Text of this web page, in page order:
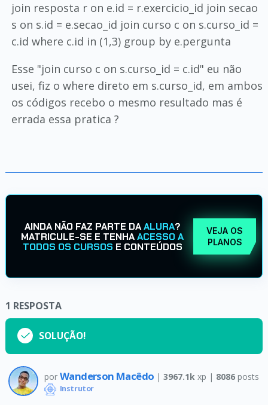
join resposta r on e.id = r.exercicio_id join secao
s on s.id = e.secao_id join curso c on s.curso_id =
c.id where c.id in (1,3) group by e.pergunta
Esse "join curso c on s.curso_id = c.id" eu não
usei, fiz o where direto em s.curso_id, em ambos
os códigos recebo o mesmo resultado mas é
errada essa pratica ?
AINDA NÃO FAZ PARTE DAALURA?
MATRICULE-SE E TENHAACESSO A
TODOS OS CURSOS E CONTEÚDOS
VEJA OS
PLANOS
1 RESPOSTA
SOLUÇÃO!
por Wanderson Macêdo | 3967.1k xp | 8086posts
Instrutor